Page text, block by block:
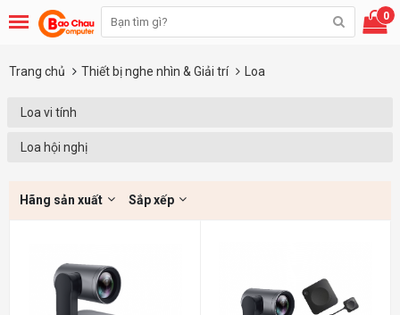
0
Trang chủ Thiết bị nghe nhìn & Giải trí Loa
Loa vi tính
Loa hội nghị
Hãng sản xuất Sắp xếp